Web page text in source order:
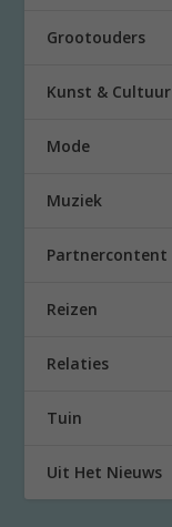
Grootouders
Kunst & Cultuur
Mode
Muziek
Partnercontent
Reizen
Relaties
Tuin
Uit Het Nieuws